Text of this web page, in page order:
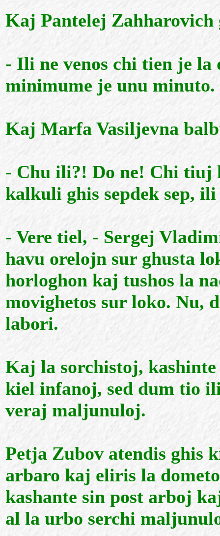
Kaj Pantelej
- Ili ne venos chi tien je
minimume je unu minuto.
Kaj Marfa Vasiljevna
- Chu ili?! Do ne! Chi tiuj
kalkuli ghis sepdek sep,
- Vere tiel, - Sergej
havu orelojn sur ghusta
horloghon kaj tushos la
movighetos sur loko. Nu,
labori.
Kaj la sorchistoj,
kiel infanoj, sed dum tio
veraj maljunuloj.
Petja Zubov atendis ghis
arbaro kaj eliris la
kashante sin post arboj
al la urbo serchi